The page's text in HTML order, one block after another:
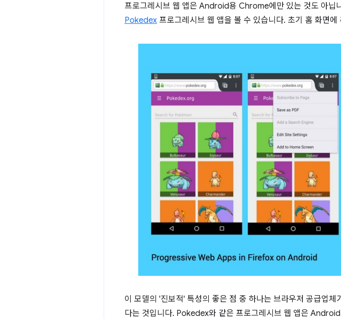
프로그레시브 웹 앱은 Android용 Chrome에만 있는 것도 아
Pokedex 프로그레시브 웹 앱을 볼 수 있습니다. 초기 홈 화면
이 모델의 '진보적' 특성의 좋은 점 중 하나는 브라우저 공급업
다는 것입니다. Pokedex와 같은 프로그레시브 웹 앱은